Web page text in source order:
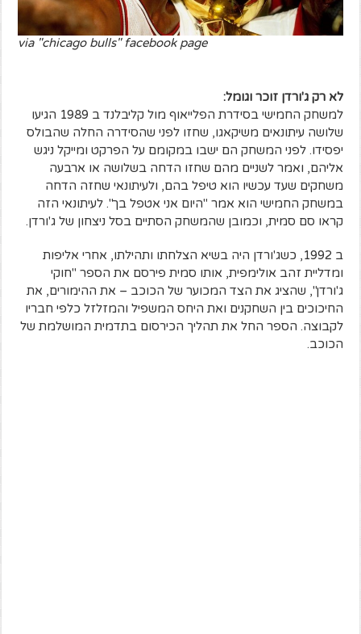
via "chicago bulls" facebook page
לא רק ג'ורדן זוכר וגומל:
למשחק החמישי בסידרת הפלייאוף מול קליבלנד ב 1989 הגיעו
שלושה עיתונאים משיקאגו, שחזו לפני שהסידרה החלה שהבולס
יפסידו. לפני המשחק הם ישבו במקומם על הפרקט ומייקל ניגש
אליהם, ואמר לשניים מהם שחזו הדחה בשלושה או ארבעה
משחקים שעד עכשיו הוא טיפל בהם, ולעיתונאי שחזה הדחה
במשחק החמישי הוא אמר "היום אני אטפל בך". לעיתונאי הזה
קראו סם סמית, וכמובן שהמשחק הסתיים בסל ניצחון של ג'ורדן.
ב 1992, כשג'ורדן היה בשיא הצלחתו ותהילתו, אחרי אליפות
ומדליית זהב אולימפית, אותו סמית פירסם את הספר "חוקי
ג'ורדן", שהציג את הצד המכוער של הכוכב – את ההימורים, את
החיכוכים בין השחקנים ואת היחס המשפיל והמזלזל כלפי חבריו
לקבוצה. הספר החל את תהליך הכירסום בתדמית המושלמת של
הכוכב.